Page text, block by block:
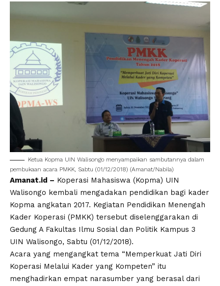
Ketua Kopma UIN Walisongo menyampaikan sambutannya dalam
pembukaan acara PMKK, Sabtu (01/12/2018) (Amanat/Nabila)
Amanat.id – Koperasi Mahasiswa (Kopma) UIN
Walisongo kembali mengadakan pendidikan bagi kader
Kopma angkatan 2017. Kegiatan Pendidikan Menengah
Kader Koperasi (PMKK) tersebut diselenggarakan di
Gedung A Fakultas Ilmu Sosial dan Politik Kampus 3
UIN Walisongo, Sabtu (01/12/2018).
Acara yang mengangkat tema “Memperkuat Jati Diri
Koperasi Melalui Kader yang Kompeten” itu
menghadirkan empat narasumber yang berasal dari